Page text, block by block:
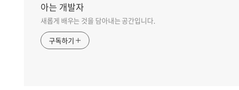
아는 개발자
새롭게 배우는 것을 담아내는 공간입니다.
구독하기